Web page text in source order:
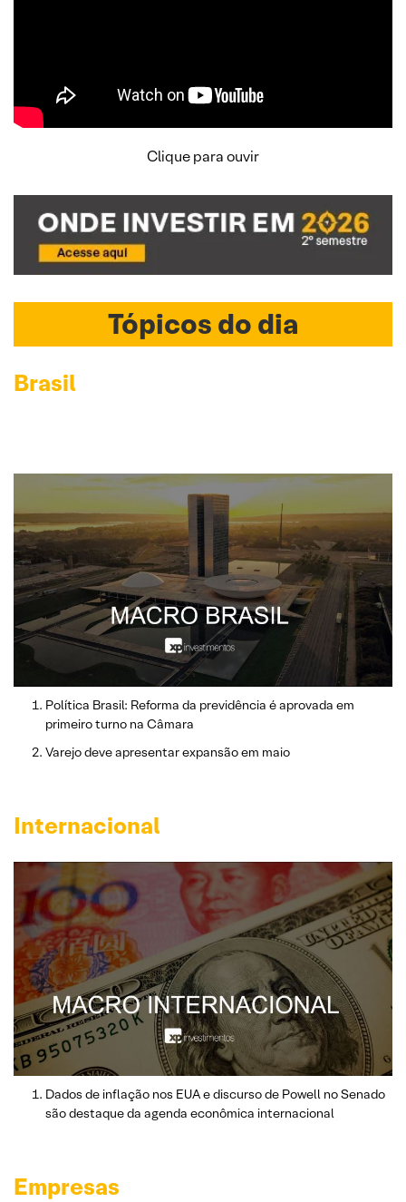
Clique para ouvir
Tópicos do dia
Brasil
Política Brasil: Reforma da previdência é aprovada em
primeiro turno na Câmara
Varejo deve apresentar expansão em maio
Internacional
Dados de inflação nos EUA e discurso de Powell no Senado
são destaque da agenda econômica internacional
Empresas